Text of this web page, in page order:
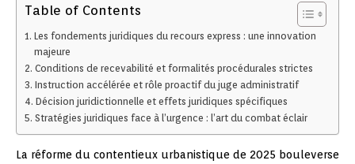
Table of Contents
Les fondements juridiques du recours express : une innovation
majeure
Conditions de recevabilité et formalités procédurales strictes
Instruction accélérée et rôle proactif du juge administratif
Décision juridictionnelle et effets juridiques spécifiques
Stratégies juridiques face à l’urgence : l’art du combat éclair
La réforme du contentieux urbanistique de 2025 bouleverse